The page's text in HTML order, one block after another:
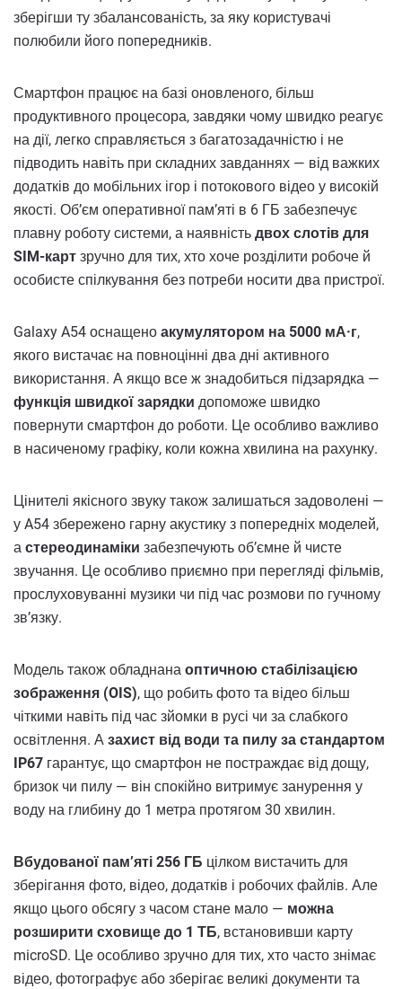
зберігши ту збалансованість, за яку користувачі
полюбили його попередників.
Смартфон працює на базі оновленого, більш
продуктивного процесора, завдяки чому швидко реагує
на дії, легко справляється з багатозадачністю і не
підводить навіть при складних завданнях — від важких
додатків до мобільних ігор і потокового відео у високій
якості. Об’єм оперативної пам’яті в 6 ГБ забезпечує
плавну роботу системи, а наявність двох слотів для
SIM-карт зручно для тих, хто хоче розділити робоче й
особисте спілкування без потреби носити два пристрої.
Galaxy A54 оснащено акумулятором на 5000 мА·г,
якого вистачає на повноцінні два дні активного
використання. А якщо все ж знадобиться підзарядка —
функція швидкої зарядки допоможе швидко
повернути смартфон до роботи. Це особливо важливо
в насиченому графіку, коли кожна хвилина на рахунку.
Цінителі якісного звуку також залишаться задоволені —
у A54 збережено гарну акустику з попередніх моделей,
а стереодинаміки забезпечують об’ємне й чисте
звучання. Це особливо приємно при перегляді фільмів,
прослуховуванні музики чи під час розмови по гучному
зв’язку.
Модель також обладнана оптичною стабілізацією
зображення (OIS), що робить фото та відео більш
чіткими навіть під час зйомки в русі чи за слабкого
освітлення. А захист від води та пилу за стандартом
IP67 гарантує, що смартфон не постраждає від дощу,
бризок чи пилу — він спокійно витримує занурення у
воду на глибину до 1 метра протягом 30 хвилин.
Вбудованої пам’яті 256 ГБ цілком вистачить для
зберігання фото, відео, додатків і робочих файлів. Але
якщо цього обсягу з часом стане мало — можна
розширити сховище до 1 ТБ, встановивши карту
microSD. Це особливо зручно для тих, хто часто знімає
відео, фотографує або зберігає великі документи та